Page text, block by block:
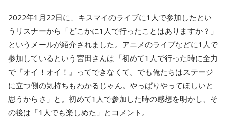
2022年1月22日に、キスマイのライブに1人で参加したとい
うリスナーから「どこかに1人で行ったことはありますか？」
というメールが紹介されました。アニメのライブなどに1人で
参加しているという宮田さんは「初めて1人で行った時に全力
で『オイ！オイ！』ってできなくて。でも俺たちはステージ
に立つ側の気持ちもわかるじゃん。やっぱりやってほしいと
思うからさ」と。初めて1人で参加した時の感想を明かし、そ
の後は「1人でも楽しめた」とコメント。